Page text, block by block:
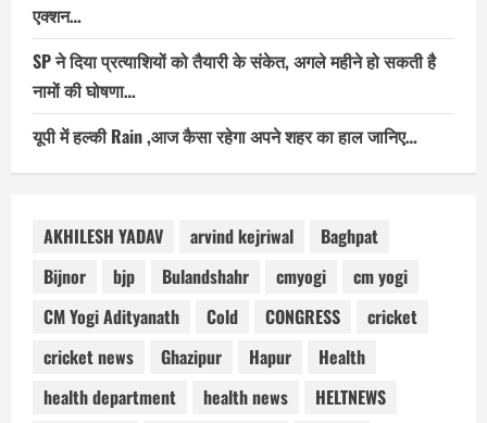
एक्शन…
SP ने दिया प्रत्याशियों को तैयारी के संकेत, अगले महीने हो सकती है
नामों की घोषणा…
यूपी में हल्की Rain ,आज कैसा रहेगा अपने शहर का हाल जानिए…
AKHILESH YADAV arvind kejriwal
Baghpat
Bijnor
bjp Bulandshahr cmyogi
cm yogi
CM Yogi Adityanath
Cold CONGRESS
cricket
cricket news
Ghazipur Hapur
Health
health department
health news
HELTNEWS